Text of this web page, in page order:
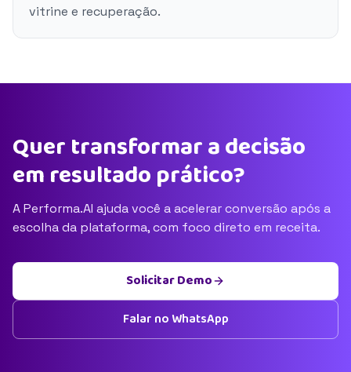
vitrine e recuperação.
Quer transformar a decisão
em resultado prático?
A Performa.AI ajuda você a acelerar conversão após a
escolha da plataforma, com foco direto em receita.
Solicitar Demo
Falar no WhatsApp